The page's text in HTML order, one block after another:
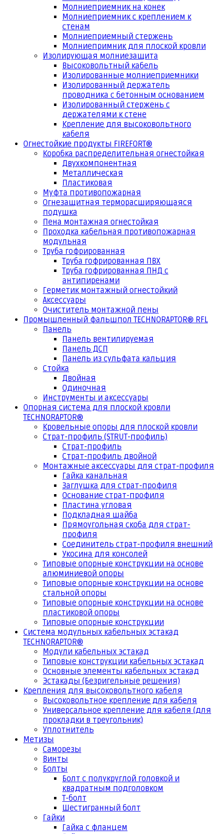
Молниеприемник на конек
Молниеприемник с креплением к
стенам
Молниеприемный стержень
Молниепримник для плоской кровли
Изолирующая молниезащита
Высоковольтный кабель
Изолированные молниеприемники
Изолированный держатель
проводника с бетонным основанием
Изолированный стержень с
держателями к стене
Крепление для высоковольтного
кабеля
Огнестойкие продукты FIREFORT®
Коробка распределительная огнестойкая
Двухкомпонентная
Металлическая
Пластиковая
Муфта противопожарная
Огнезащитная терморасширяющаяся
подушка
Пена монтажная огнестойкая
Проходка кабельная противопожарная
модульная
Труба гофрированная
Труба гофрированная ПВХ
Труба гофрированная ПНД с
антипиренами
Герметик монтажный огнестойкий
Аксессуары
Очиститель монтажной пены
Промышленный фальшпол TECHNORAPTOR® RFL
Панель
Панель вентилируемая
Панель ДСП
Панель из сульфата кальция
Стойка
Двойная
Одиночная
Инструменты и аксессуары
Опорная система для плоской кровли
TECHNORAPTOR®
Кровельные опоры для плоской кровли
Страт-профиль (STRUT-профиль)
Страт-профиль
Страт-профиль двойной
Монтажные аксессуары для страт-профиля
Гайка канальная
Заглушка для страт-профиля
Основание страт-профиля
Пластина угловая
Подкладная шайба
Прямоугольная скоба для страт-
профиля
Соединитель страт-профиля внешний
Укосина для консолей
Типовые опорные конструкции на основе
алюминиевой опоры
Типовые опорные конструкции на основе
стальной опоры
Типовые опорные конструкции на основе
пластиковой опоры
Типовые опорные конструкции
Система модульных кабельных эстакад
TECHNORAPTOR®
Модули кабельных эстакад
Типовые конструкции кабельных эстакад
Основные элементы кабельных эстакад
Эстакады (Безригельные решения)
Крепления для высоковольтного кабеля
Высоковольтное крепление для кабеля
Универсальное крепление для кабеля (для
прокладки в треугольник)
Уплотнитель
Метизы
Саморезы
Винты
Болты
Болт с полукруглой головкой и
квадратным подголовком
Т-болт
Шестигранный болт
Гайки
Гайка с фланцем